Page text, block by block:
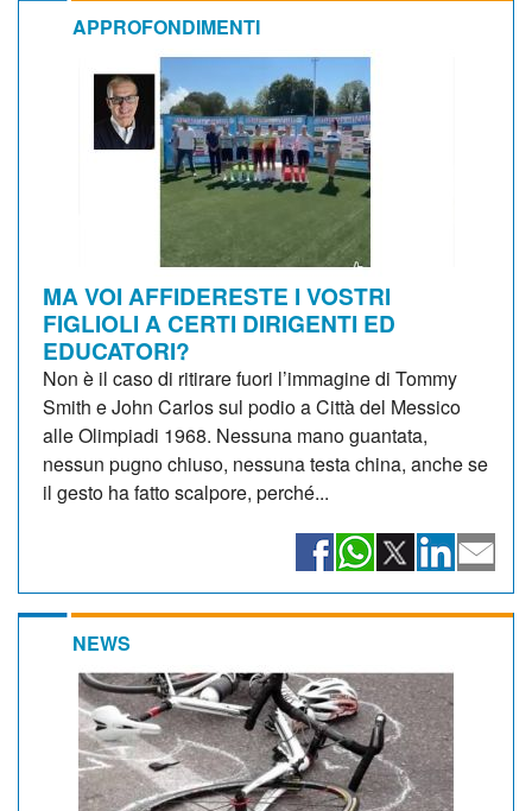
APPROFONDIMENTI
MA VOI AFFIDERESTE I VOSTRI
FIGLIOLI A CERTI DIRIGENTI ED
EDUCATORI?
Non è il caso di ritirare fuori l’immagine di Tommy
Smith e John Carlos sul podio a Città del Messico
alle Olimpiadi 1968. Nessuna mano guantata,
nessun pugno chiuso, nessuna testa china, anche se
il gesto ha fatto scalpore, perché...
NEWS